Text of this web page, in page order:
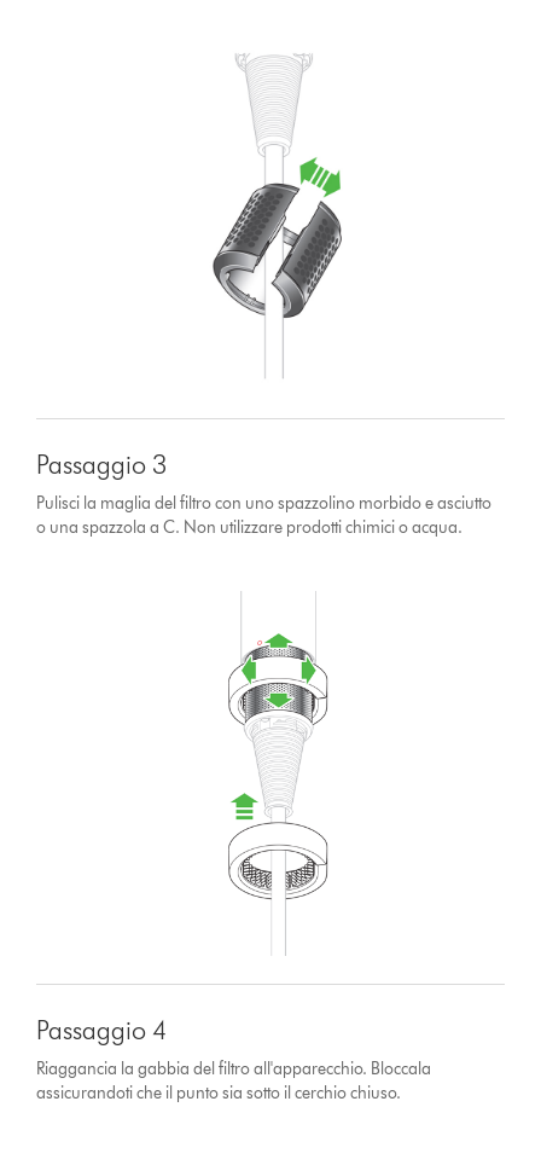
Passaggio 3
Pulisci la maglia del filtro con uno spazzolino morbido e asciutto
o una spazzola a C. Non utilizzare prodotti chimici o acqua.
Passaggio 4
Riaggancia la gabbia del filtro all'apparecchio. Bloccala
assicurandoti che il punto sia sotto il cerchio chiuso.